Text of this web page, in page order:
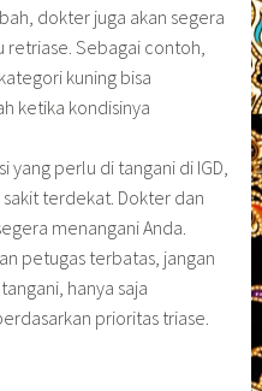
dokter juga akan segera
Sebagai contoh,
kuning bisa
ketika kondisinya
perlu di tangani di IGD,
terdekat. Dokter dan
menangani Anda.
petugas terbatas, jangan
hanya saja
prioritas triase.